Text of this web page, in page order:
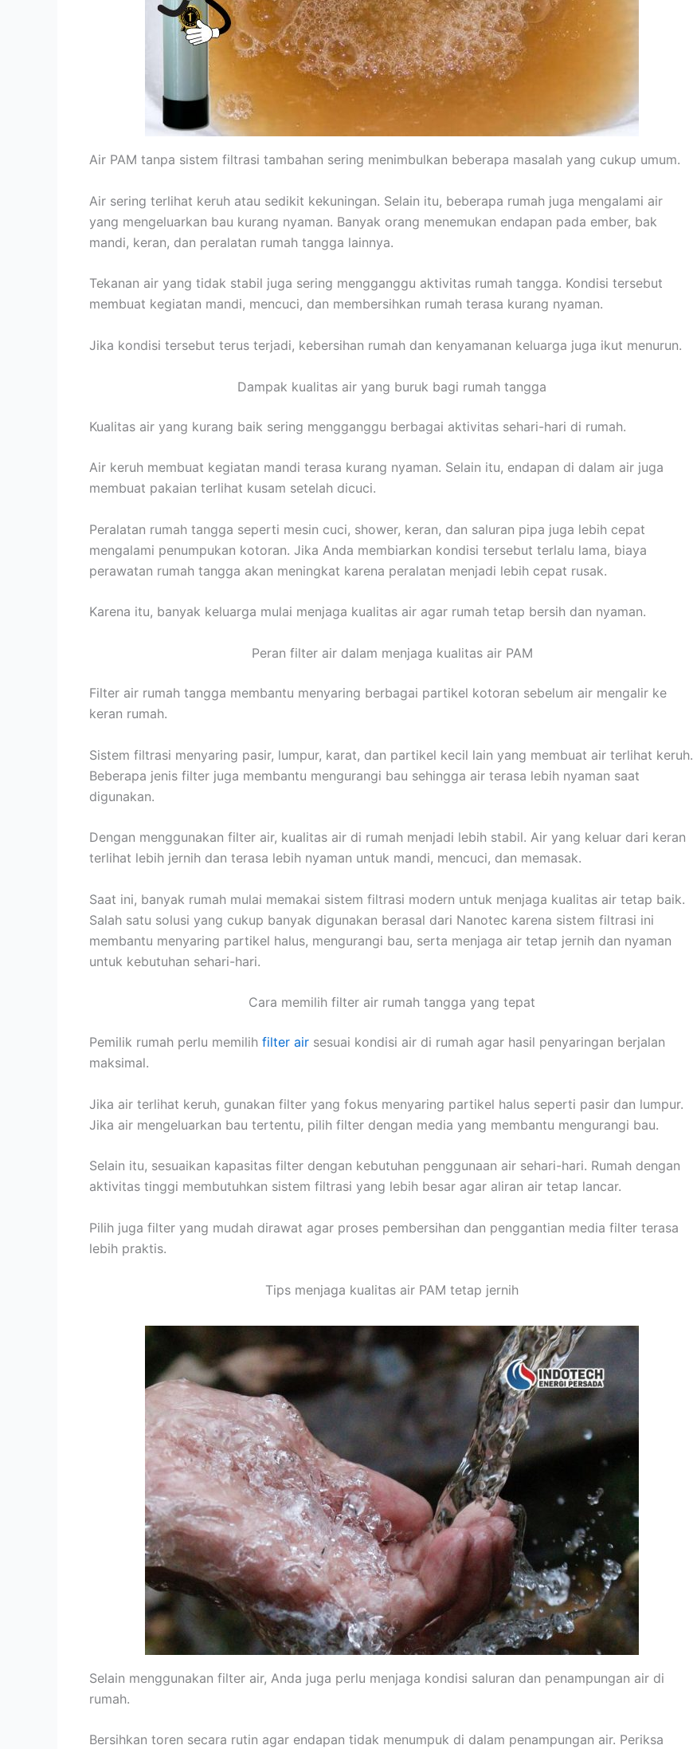
Air PAM tanpa sistem filtrasi tambahan sering menimbulkan beberapa masalah yang cukup umum.
Air sering terlihat keruh atau sedikit kekuningan. Selain itu, beberapa rumah juga mengalami air
yang mengeluarkan bau kurang nyaman. Banyak orang menemukan endapan pada ember, bak
mandi, keran, dan peralatan rumah tangga lainnya.
Tekanan air yang tidak stabil juga sering mengganggu aktivitas rumah tangga. Kondisi tersebut
membuat kegiatan mandi, mencuci, dan membersihkan rumah terasa kurang nyaman.
Jika kondisi tersebut terus terjadi, kebersihan rumah dan kenyamanan keluarga juga ikut menurun.
Dampak kualitas air yang buruk bagi rumah tangga
Kualitas air yang kurang baik sering mengganggu berbagai aktivitas sehari-hari di rumah.
Air keruh membuat kegiatan mandi terasa kurang nyaman. Selain itu, endapan di dalam air juga
membuat pakaian terlihat kusam setelah dicuci.
Peralatan rumah tangga seperti mesin cuci, shower, keran, dan saluran pipa juga lebih cepat
mengalami penumpukan kotoran. Jika Anda membiarkan kondisi tersebut terlalu lama, biaya
perawatan rumah tangga akan meningkat karena peralatan menjadi lebih cepat rusak.
Karena itu, banyak keluarga mulai menjaga kualitas air agar rumah tetap bersih dan nyaman.
Peran filter air dalam menjaga kualitas air PAM
Filter air rumah tangga membantu menyaring berbagai partikel kotoran sebelum air mengalir ke
keran rumah.
Sistem filtrasi menyaring pasir, lumpur, karat, dan partikel kecil lain yang membuat air terlihat keruh.
Beberapa jenis filter juga membantu mengurangi bau sehingga air terasa lebih nyaman saat
digunakan.
Dengan menggunakan filter air, kualitas air di rumah menjadi lebih stabil. Air yang keluar dari keran
terlihat lebih jernih dan terasa lebih nyaman untuk mandi, mencuci, dan memasak.
Saat ini, banyak rumah mulai memakai sistem filtrasi modern untuk menjaga kualitas air tetap baik.
Salah satu solusi yang cukup banyak digunakan berasal dari Nanotec karena sistem filtrasi ini
membantu menyaring partikel halus, mengurangi bau, serta menjaga air tetap jernih dan nyaman
untuk kebutuhan sehari-hari.
Cara memilih filter air rumah tangga yang tepat
Pemilik rumah perlu memilih filter air sesuai kondisi air di rumah agar hasil penyaringan berjalan
maksimal.
Jika air terlihat keruh, gunakan filter yang fokus menyaring partikel halus seperti pasir dan lumpur.
Jika air mengeluarkan bau tertentu, pilih filter dengan media yang membantu mengurangi bau.
Selain itu, sesuaikan kapasitas filter dengan kebutuhan penggunaan air sehari-hari. Rumah dengan
aktivitas tinggi membutuhkan sistem filtrasi yang lebih besar agar aliran air tetap lancar.
Pilih juga filter yang mudah dirawat agar proses pembersihan dan penggantian media filter terasa
lebih praktis.
Tips menjaga kualitas air PAM tetap jernih
Selain menggunakan filter air, Anda juga perlu menjaga kondisi saluran dan penampungan air di
rumah.
Bersihkan toren secara rutin agar endapan tidak menumpuk di dalam penampungan air. Periksa